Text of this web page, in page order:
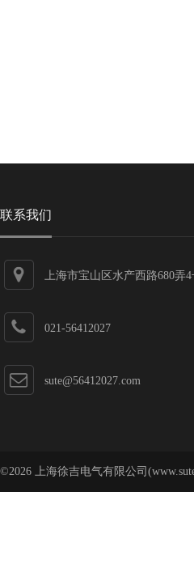
联系我们
上海市宝山区水产西路680弄4
021-56412027
sute@56412027.com
©2026 上海徐吉电气有限公司